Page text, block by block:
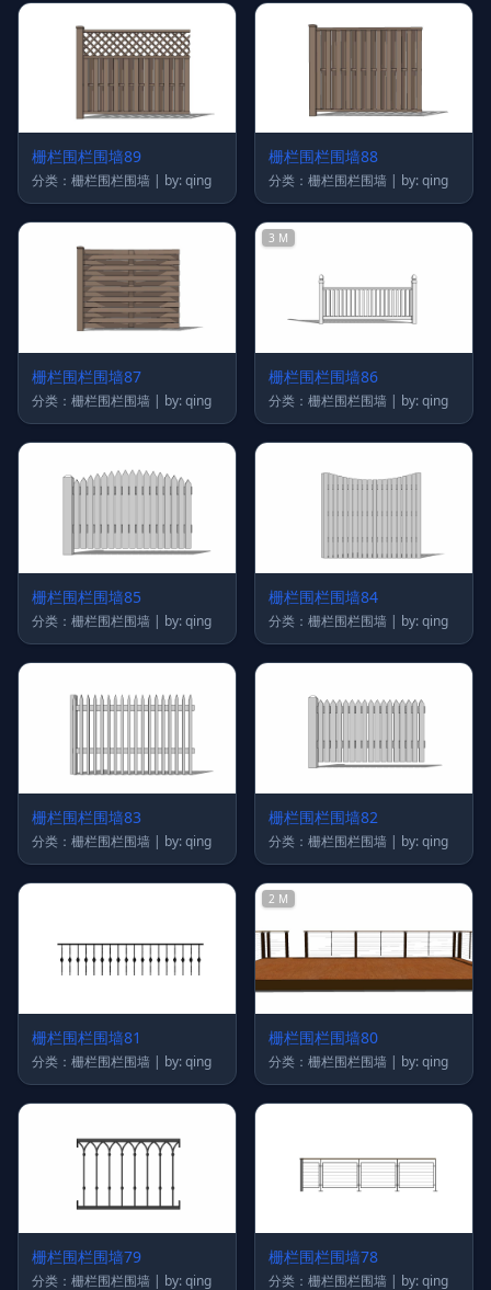
栅栏围栏围墙89
分类：栅栏围栏围墙 | by: qing
栅栏围栏围墙88
分类：栅栏围栏围墙 | by: qing
栅栏围栏围墙87
分类：栅栏围栏围墙 | by: qing
3 M
栅栏围栏围墙86
分类：栅栏围栏围墙 | by: qing
栅栏围栏围墙85
分类：栅栏围栏围墙 | by: qing
栅栏围栏围墙84
分类：栅栏围栏围墙 | by: qing
栅栏围栏围墙83
分类：栅栏围栏围墙 | by: qing
栅栏围栏围墙82
分类：栅栏围栏围墙 | by: qing
栅栏围栏围墙81
分类：栅栏围栏围墙 | by: qing
2 M
栅栏围栏围墙80
分类：栅栏围栏围墙 | by: qing
栅栏围栏围墙79
分类：栅栏围栏围墙 | by: qing
栅栏围栏围墙78
分类：栅栏围栏围墙 | by: qing